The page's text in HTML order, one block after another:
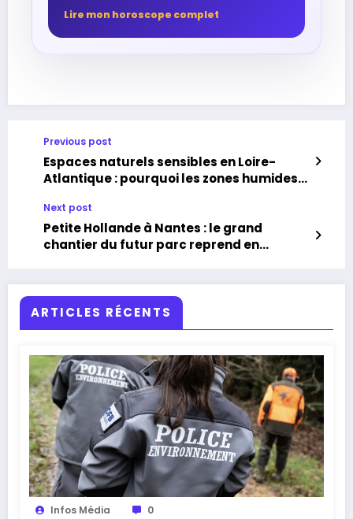
Lire mon horoscope complet
Previous post
Espaces naturels sensibles en Loire-
Atlantique : pourquoi les zones humides
Next post
Petite Hollande à Nantes : le grand
chantier du futur parc reprend en
ARTICLES RÉCENTS
Infos Média 0